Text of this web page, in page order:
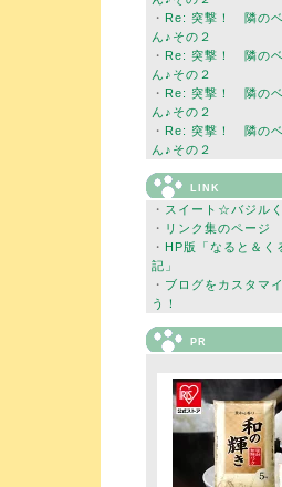
・ Re: 突撃！ 隣のベ
ん♪その２
・ Re: 突撃！ 隣のベ
ん♪その２
・ Re: 突撃！ 隣のベ
ん♪その２
・ Re: 突撃！ 隣のベ
ん♪その２
LINK
・ スイート☆バジル
・ リンク集のページ
・ HP版「なると＆く
記」
・ ブログをカスタマ
う！
PR